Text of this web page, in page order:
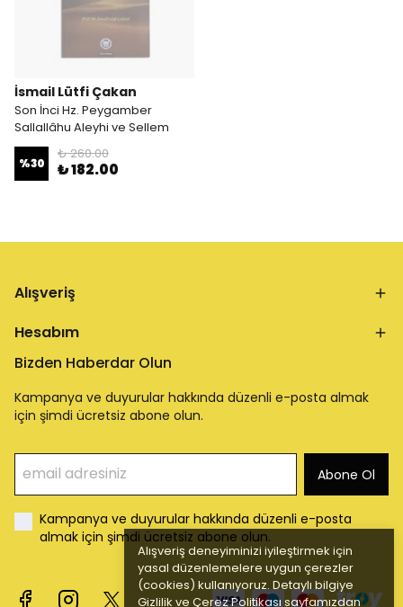
Alışveriş deneyiminizi iyileştirmek için
yasal düzenlemelere uygun çerezler
(cookies) kullanıyoruz. Detaylı bilgiye
Gizlilik ve Çerez Politikası sayfamızdan
İsmail Lütfi Çakan
Son İnci Hz. Peygamber
Sallallâhu Aleyhi ve Sellem
%30
₺ 260.00
₺ 182.00
Alışveriş
Hesabım
Bizden Haberdar Olun
Kampanya ve duyurular hakkında düzenli e-posta almak
için şimdi ücretsiz abone olun.
Abone Ol
Kampanya ve duyurular hakkında düzenli e-posta
almak için şimdi ücretsiz abone olun.